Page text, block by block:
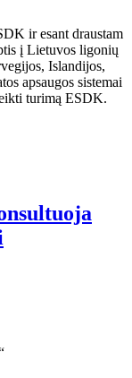
ir esant draustam
į Lietuvos ligonių
Islandijos,
apsaugos sistemai
turimą ESDK.